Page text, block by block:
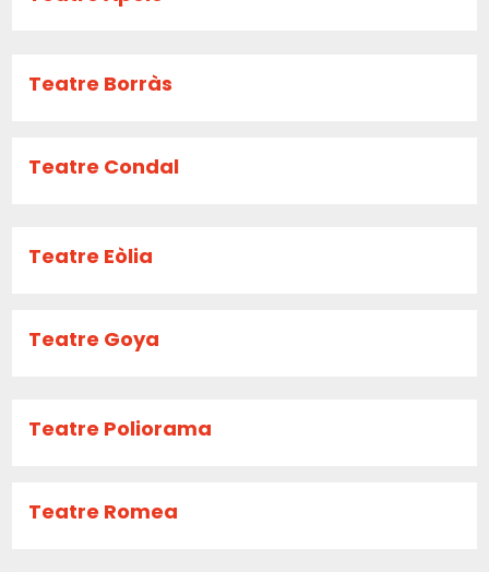
Teatre Borràs
Teatre Condal
Teatre Eòlia
Teatre Goya
Teatre Poliorama
Teatre Romea